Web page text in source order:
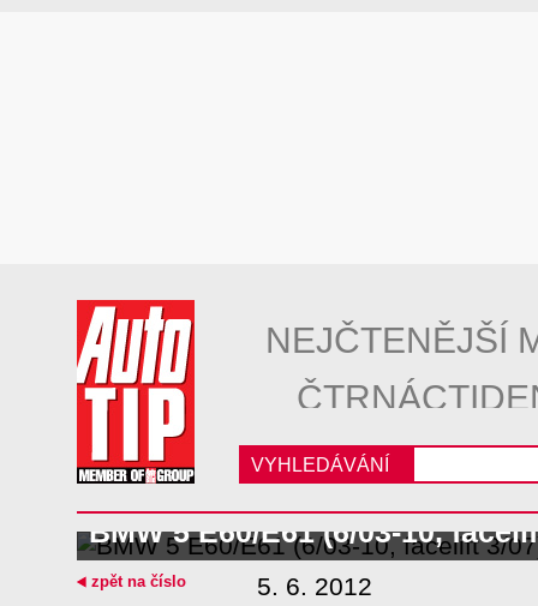
NEJČTENĚJŠÍ
VYHLEDÁVÁNÍ
BMW 5 E60/E61 (6/03-10,
5. 6. 2012
zpět na číslo